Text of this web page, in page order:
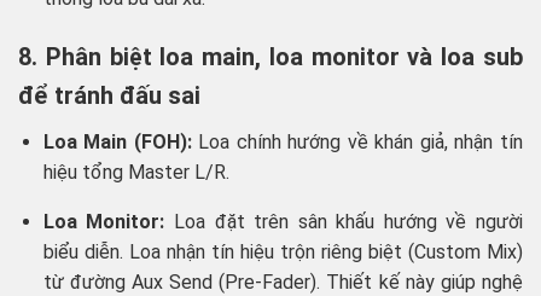
8. Phân biệt loa main, loa monitor và loa sub
để tránh đấu sai
Loa Main (FOH):Loa chính hướng về khán giả, nhận tín
hiệu tổng Master L/R.
Loa Monitor: Loa đặt trên sân khấu hướng về người
biểu diễn. Loa nhận tín hiệu trộn riêng biệt (Custom Mix)
từ đường Aux Send (Pre-Fader). Thiết kế này giúp nghệ